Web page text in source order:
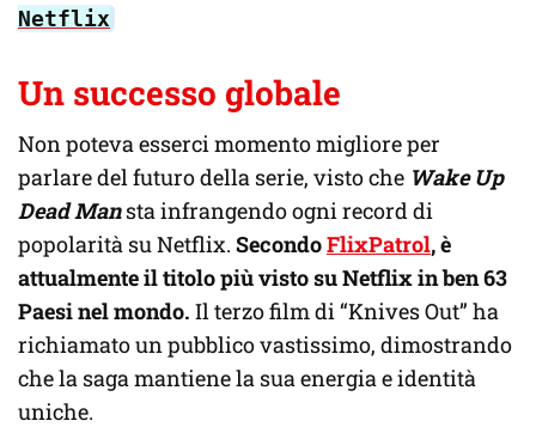
Netflix
Un successo globale
Non poteva esserci momento migliore per
parlare del futuro della serie, visto che Wake Up
Dead Mansta infrangendo ogni record di
popolarità su Netflix. SecondoFlixPatrol, è
attualmente il titolo più visto su Netflix in ben 63
Paesi nel mondo. Il terzo film di “Knives Out” ha
richiamato un pubblico vastissimo, dimostrando
che la saga mantiene la sua energia e identità
uniche.